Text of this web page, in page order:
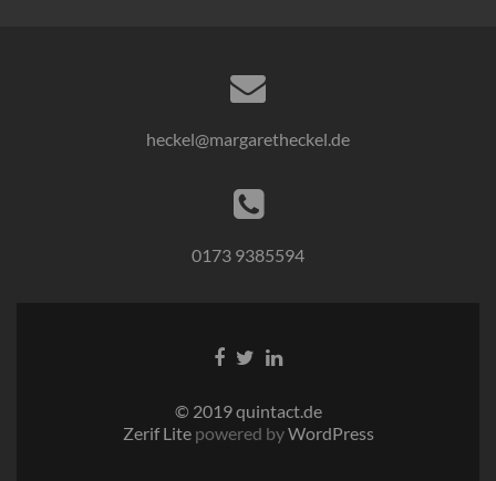
heckel@margaretheckel.de
0173 9385594
© 2019 quintact.de
Zerif Lite powered byWordPress